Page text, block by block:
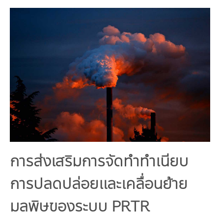
คณะกรรมการมูลนิธิ
คณะกรรมการบริหารสถาบัน
คณะผู้บริหาร
เจ้าหน้าที่
วิถีเรา
สโลแกน
รายงานประจำปี | รายงานงบการเงิน
สำนักงานสีเขียว
อุตสาหกรรมยั่งยืน
มลพิษอุตสาหกรรม
สิ่งแวดล้อมเมืองและชุมชน
ชุมชนและเมืองน่าอยู่
ขยะชุมชน-ขยะอาหาร
ขยะพลาสติก
ฝุ่น PM2.5
การผลิตและการบริโภคยั่งยืน
ฉลากเขียว
ฉลากสิ่งแวดล้อม
บริการที่เป็นมิตรกับสิ่งแวดล้อม
ที่ปรึกษาคาร์บอนฟุตพริ้นท์
จัดซื้อจัดจ้างที่เป็นมิตรกับสิ่งแวดล้อม
ทรัพยากรธรรมชาติ
ทรัพยากรทางบก
ทรัพยากรทางทะเลและชายฝั่ง
ความหลากหลายทางชีวภาพ
การเปลี่ยนแปลงสภาพภูมิอากาศ
การลดก๊าซเรือนกระจก
การปรับตัว
การพัฒนาบุคลากรด้านสิ่งแวดล้อม
งานฝึกอบรม
สิ่งแวดล้อมศึกษา
นโยบาย แผน เครือข่ายสิ่งแวดล้อม
นโยบายและแผนสิ่งแวดล้อม
TBCSD
บทความ
อินโฟกราฟิก | โปสเตอร์
คลิปวิดีโอ
เอกสารเผยแพร่
สิ่งพิมพ์จำหน่าย
กิจกรรมข่าวสาร
กิจกรรมของเรา
ข่าวสิ่งแวดล้อม
ร่วมงานกับเรา
งาน
ฝึกงาน
ติดต่อเรา
การส่งเสริมการจัดทำทำเนียบ
การปลดปล่อยและเคลื่อนย้าย
มลพิษของระบบ PRTR